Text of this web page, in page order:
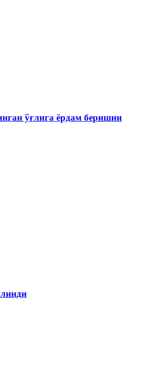
ўғлига ёрдам беришни